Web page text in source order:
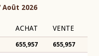
Août 2026
ACHAT VENTE
655,957 655,957